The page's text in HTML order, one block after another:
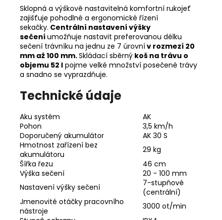
Sklopná a výškově nastavitelná komfortní rukojeť
zajišťuje pohodlné a ergonomické řízení
sekačky. Centrální nastavení výšky
sečení umožňuje nastavit preferovanou délku
sečení trávníku na jednu ze 7 úrovnív rozmezí 20
mm až 100 mm.Skládací sběrný koš na trávu o
objemu 52 l pojme velké množství posečené trávy
a snadno se vyprazdňuje.
Technické údaje
Aku systém
AK
Pohon
3,5 km/h
Doporučený akumulátor
AK 30 S
Hmotnost zařízení bez
akumulátoru
29 kg
Šířka řezu
46 cm
Výška sečení
20 - 100 mm
Nastavení výšky sečení
7-stupňové
(centrální)
Jmenovité otáčky pracovního
nástroje
3000 ot/min